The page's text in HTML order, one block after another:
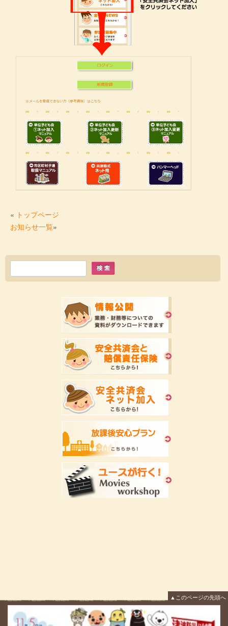
« トップページ
お知らせ一覧»
▲このページの先頭へ